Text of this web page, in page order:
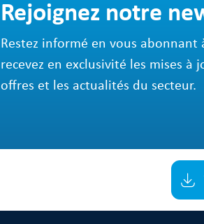
Rejoignez notre
Restez informé en vous
recevez en exclusivité les mises à
offres et les actualités du secteur.